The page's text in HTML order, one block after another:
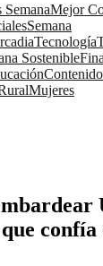
SemanaMejor
Semana
Tecnología
Sostenible
Mujeres
confía